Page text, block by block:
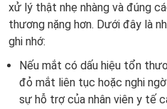
xử lý thật nhẹ nhàng và đúng
thương nặng hơn. Dưới đây là
ghi nhớ:
Nếu mắt có dấu hiệu tổn
đỏ mắt liên tục hoặc nghi
sự hỗ trợ của nhân viên y tế